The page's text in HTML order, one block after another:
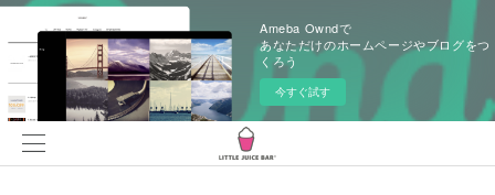
Ameba Owndで
あなただけのホームページやブログをつ
くろう
今すぐ試す